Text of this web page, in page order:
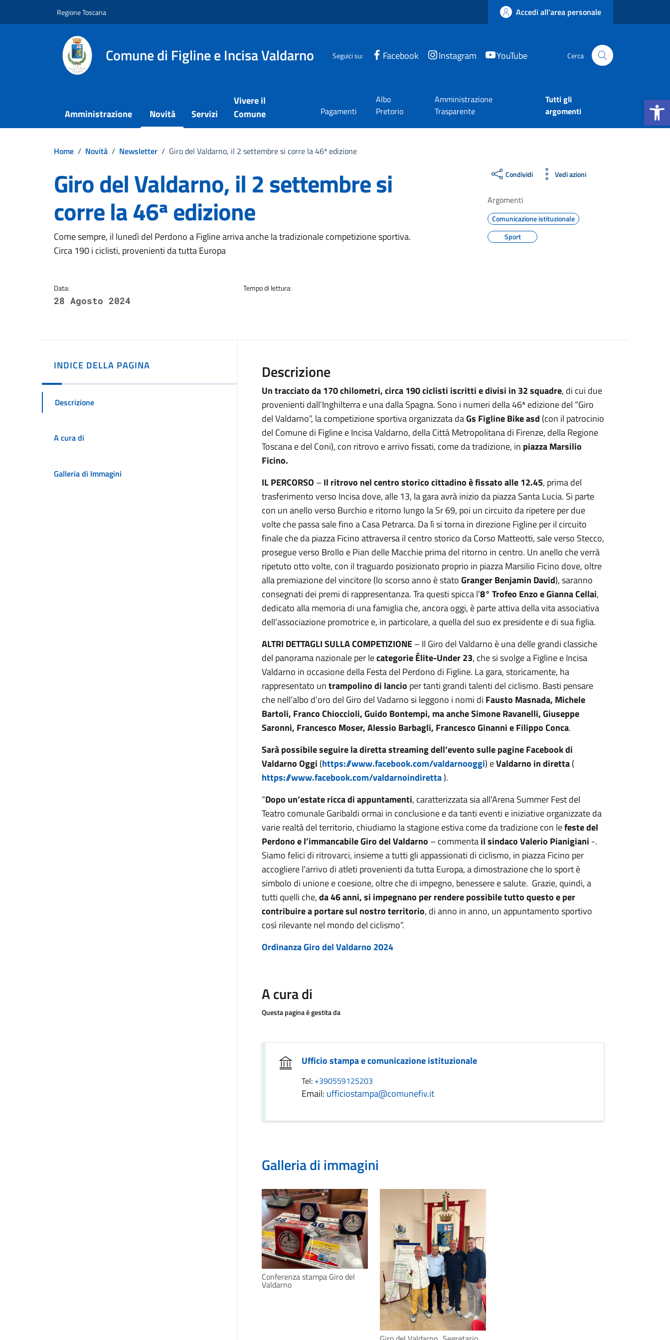
Apri la
Regione Toscana Accedi all'area personale
Comune di Figline e Incisa Valdarno Seguici su: Facebook Instagram YouTube Cerca
Amministrazione Novità Servizi
Vivere il
Comune
Pagamenti
Albo
Pretorio
Amministrazione
Trasparente
Tutti gli
argomenti
Home / Novità / Newsletter / Giro del Valdarno, il 2 settembre si corre la 46ª edizione
Giro del Valdarno, il 2 settembre si
corre la 46ª edizione
Dettagli della notizia
Come sempre, il lunedì del Perdono a Figline arriva anche la tradizionale competizione sportiva.
Circa 190 i ciclisti, provenienti da tutta Europa
Data:
28 Agosto 2024
Tempo di lettura:
Condividi Vedi azioni
Argomenti
Comunicazione istituzionale
Sport
INDICE DELLA PAGINA
Descrizione
A cura di
Galleria di Immagini
Descrizione
Un tracciato da 170 chilometri, circa 190 ciclisti iscritti e divisi in 32 squadre, di cui due
provenienti dall’Inghilterra e una dalla Spagna. Sono i numeri della 46ª edizione del “Giro
del Valdarno”, la competizione sportiva organizzata daGs Figline Bike asd (con il patrocinio
del Comune di Figline e Incisa Valdarno, della Città Metropolitana di Firenze, della Regione
Toscana e del Coni), con ritrovo e arrivo fissati, come da tradizione, in piazza Marsilio
Ficino.
IL PERCORSO –Il ritrovo nel centro storico cittadino è fissato alle 12.45, prima del
trasferimento verso Incisa dove, alle 13, la gara avrà inizio da piazza Santa Lucia. Si parte
con un anello verso Burchio e ritorno lungo la Sr 69, poi un circuito da ripetere per due
volte che passa sale fino a Casa Petrarca. Da lì si torna in direzione Figline per il circuito
finale che da piazza Ficino attraversa il centro storico da Corso Matteotti, sale verso Stecco,
prosegue verso Brollo e Pian delle Macchie prima del ritorno in centro. Un anello che verrà
ripetuto otto volte, con il traguardo posizionato proprio in piazza Marsilio Ficino dove, oltre
alla premiazione del vincitore (lo scorso anno è statoGranger Benjamin David), saranno
consegnati dei premi di rappresentanza. Tra questi spicca l’8° Trofeo Enzo e Gianna Cellai,
dedicato alla memoria di una famiglia che, ancora oggi, è parte attiva della vita associativa
dell’associazione promotrice e, in particolare, a quella del suo ex presidente e di sua figlia.
ALTRI DETTAGLI SULLA COMPETIZIONE– Il Giro del Valdarno è una delle grandi classiche
del panorama nazionale per lecategorie Élite-Under 23, che si svolge a Figline e Incisa
Valdarno in occasione della Festa del Perdono di Figline. La gara, storicamente, ha
rappresentato untrampolino di lancio per tanti grandi talenti del ciclismo. Basti pensare
che nell’albo d’oro del Giro del Vadarno si leggono i nomi di Fausto Masnada, Michele
Bartoli, Franco Chioccioli, Guido Bontempi, ma anche Simone Ravanelli, Giuseppe
Saronni, Francesco Moser, Alessio Barbagli, Francesco Ginanni e Filippo Conca.
Sarà possibile seguire la diretta streaming dell’evento sulle pagine Facebook di
Valdarno Oggi (https://www.facebook.com/valdarnooggi) eValdarno in diretta(
https://www.facebook.com/valdarnoindiretta).
“Dopo un’estate ricca di appuntamenti, caratterizzata sia all’Arena Summer Fest del
Teatro comunale Garibaldi ormai in conclusione e da tanti eventi e iniziative organizzate da
varie realtà del territorio, chiudiamo la stagione estiva come da tradizione con lefeste del
Perdono e l’immancabile Giro del Valdarno – commentail sindaco Valerio Pianigiani -.
Siamo felici di ritrovarci, insieme a tutti gli appassionati di ciclismo, in piazza Ficino per
accogliere l’arrivo di atleti provenienti da tutta Europa, a dimostrazione che lo sport è
simbolo di unione e coesione, oltre che di impegno, benessere e salute. Grazie, quindi, a
tutti quelli che,da 46 anni, si impegnano per rendere possibile tutto questo e per
contribuire a portare sul nostro territorio, di anno in anno, un appuntamento sportivo
così rilevante nel mondo del ciclismo”.
Ordinanza Giro del Valdarno 2024
A cura di
Questa pagina è gestita da
Ufficio stampa e comunicazione istituzionale
Tel: +390559125203
Email: ufficiostampa@comunefiv.it
Galleria di immagini
Conferenza stampa Giro del
Valdarno